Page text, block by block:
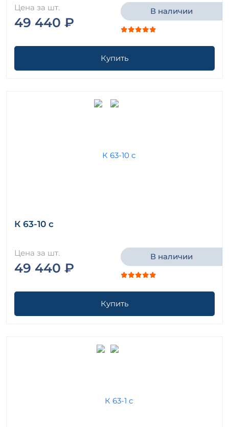
Цена за шт.
49 440 ₽
В наличии
Купить
К 63-10 с
Цена за шт.
49 440 ₽
В наличии
Купить